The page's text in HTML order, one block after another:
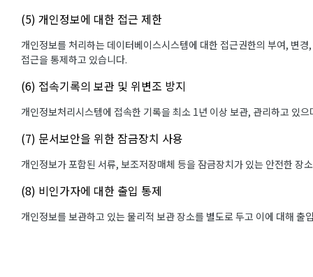
(5) 개인정보에 대한 접근 제한
개인정보를 처리하는 데이터베이스시스템에 대한 접근권한의 부여, 변
접근을 통제하고 있습니다.
(6) 접속기록의 보관 및 위변조 방지
개인정보처리시스템에 접속한 기록을 최소 1년 이상 보관, 관리하고 있
(7) 문서보안을 위한 잠금장치 사용
개인정보가 포함된 서류, 보조저장매체 등을 잠금장치가 있는 안전한 장
(8) 비인가자에 대한 출입 통제
개인정보를 보관하고 있는 물리적 보관 장소를 별도로 두고 이에 대해 출